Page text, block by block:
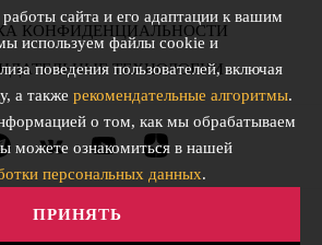
КОНФИДЕНЦИАЛЬНОСТИ
ТЕХНОЛОГИИ
сайта и его адаптации к вашим
используем файлы cookie и
поведения пользователей, включая
а также рекомендательные алгоритмы.
о том, как мы обрабатываем
можете ознакомиться в нашей
персональных данных.
ПРИНЯТЬ